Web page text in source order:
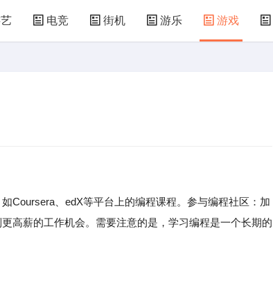
电竞 街机 游乐 游戏
Coursera、edX等平台上的编程课程。参与编程社区：加
高薪的工作机会。需要注意的是，学习编程是一个长期的